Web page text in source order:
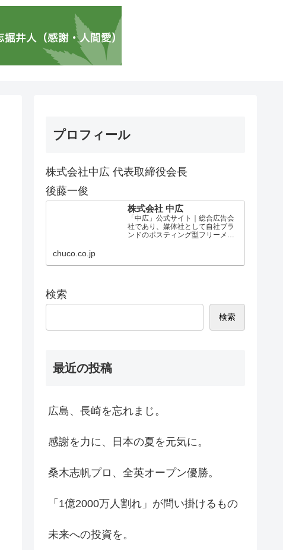
プロフィール
株式会社中広 代表取締役会長
後藤一俊
株式会社 中広
「中広」公式サイト｜総合広告会
社であり、媒体社として自社ブラ
ンドのポスティング型フリーメデ
chuco.co.jp
検索
検索
最近の投稿
広島、長崎を忘れまじ。
感謝を力に、日本の夏を元気に。
桑木志帆プロ、全英オープン優勝。
「1億2000万人割れ」が問い掛けるもの
未来への投資を。